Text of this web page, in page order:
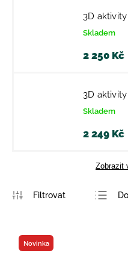
3D
Skladem
2 250 Kč
3D
Skladem
2 249 Kč
Zobrazit
Novinka